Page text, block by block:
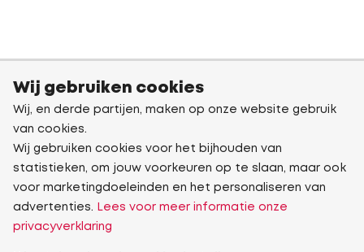
Wij gebruiken cookies
Wij, en derde partijen, maken op onze website gebruik
van cookies.
Wij gebruiken cookies voor het bijhouden van
statistieken, om jouw voorkeuren op te slaan, maar ook
voor marketingdoeleinden en het personaliseren van
advertenties.
Lees voor meer informatie onze
privacyverklaring